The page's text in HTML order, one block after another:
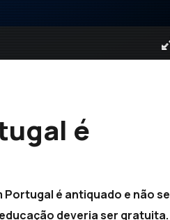
é
Portugal é antiquado e não se
deveria ser gratuita.